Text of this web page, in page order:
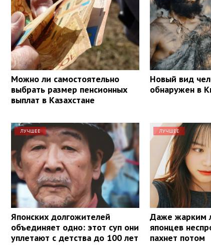
Можно ли самостоятельно
выбрать размер пенсионных
выплат в Казахстане
Новый вид
обнаружен в
ЛУЧШЕЕ
Японских долгожителей
объединяет одно: этот суп они
уплетают с детства до 100 лет
ЛУЧШЕЕ
Даже жарким
японцев
пахнет потом